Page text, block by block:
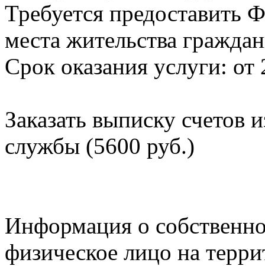
Требуется
места жительства
Срок оказания услуги: от
Заказать выписку счетов
службы (5600 руб.)
Информация о
физическое лицо на